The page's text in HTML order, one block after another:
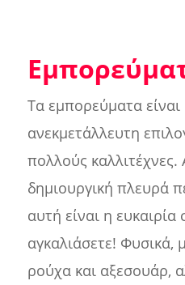
Τα εμπορεύματα
ανεκμετάλλευτη
πολλούς καλλιτέχνες.
δημιουργική πλευρά
αυτή είναι η ευκαιρία
αγκαλιάσετε! Φυσικά,
ρούχα και αξεσουάρ,